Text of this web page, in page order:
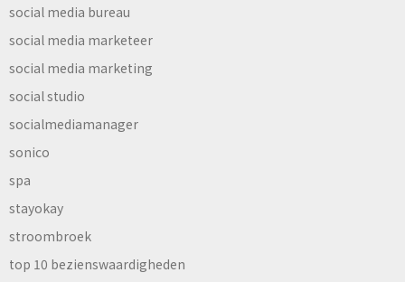
social media bureau
social media marketeer
social media marketing
social studio
socialmediamanager
sonico
spa
stayokay
stroombroek
top 10 bezienswaardigheden